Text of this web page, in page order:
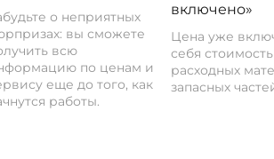
о неприятных
вы сможете
всю
по ценам и
еще до того, как
работы.
включено»
Цена уже
себя стоимость
расходных
запасных